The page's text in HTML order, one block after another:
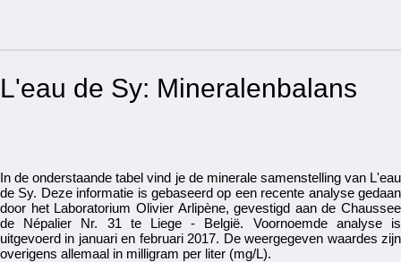
L'eau de Sy: Mineralenbalans
In de onderstaande tabel vind je de minerale samenstelling van L'eau
de Sy. Deze informatie is gebaseerd op een recente analyse gedaan
door het Laboratorium Olivier Arlipène, gevestigd aan de Chaussee
de Népalier Nr. 31 te Liege - België. Voornoemde analyse is
uitgevoerd in januari en februari 2017. De weergegeven waardes zijn
overigens allemaal in milligram per liter (mg/L).